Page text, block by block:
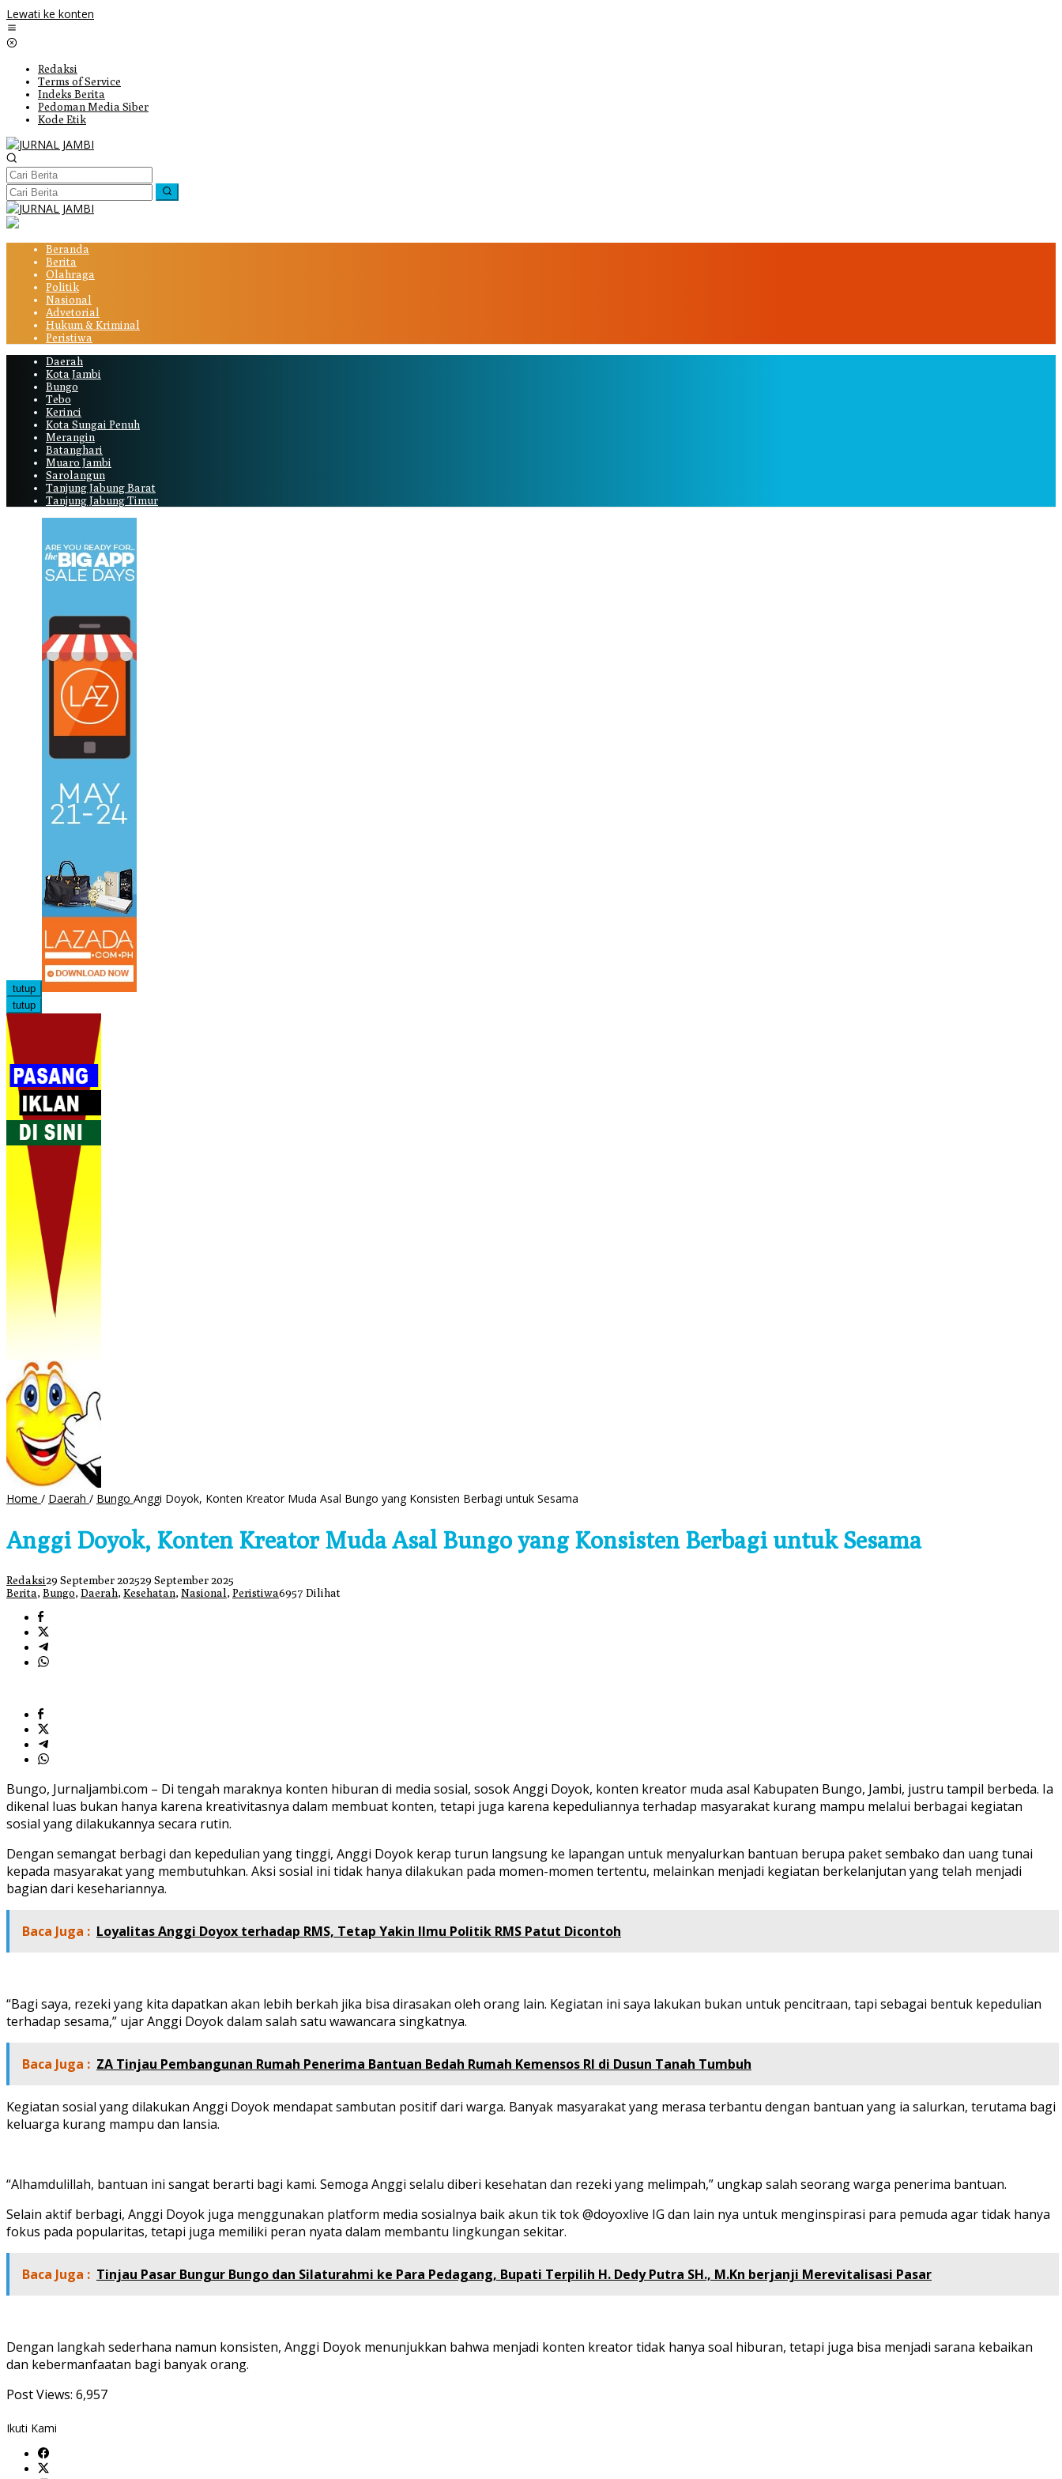
Lewati ke konten
Redaksi
Terms of Service
Indeks Berita
Pedoman Media Siber
Kode Etik
Beranda
Berita
Olahraga
Politik
Nasional
Advetorial
Hukum & Kriminal
Peristiwa
Daerah
Kota Jambi
Bungo
Tebo
Kerinci
Kota Sungai Penuh
Merangin
Batanghari
Muaro Jambi
Sarolangun
Tanjung Jabung Barat
Tanjung Jabung Timur
tutup
tutup
Home / Daerah / Bungo Anggi Doyok, Konten Kreator Muda Asal Bungo yang Konsisten Berbagi untuk Sesama
Anggi Doyok, Konten Kreator Muda Asal Bungo yang Konsisten Berbagi untuk Sesama
Redaksi29 September 202529 September 2025
Berita, Bungo, Daerah, Kesehatan, Nasional , Peristiwa6957 Dilihat
Bungo, Jurnaljambi.com – Di tengah maraknya konten hiburan di media sosial, sosok Anggi Doyok, konten kreator muda asal Kabupaten Bungo, Jambi, justru tampil berbeda. Ia
dikenal luas bukan hanya karena kreativitasnya dalam membuat konten, tetapi juga karena kepeduliannya terhadap masyarakat kurang mampu melalui berbagai kegiatan
sosial yang dilakukannya secara rutin.
Dengan semangat berbagi dan kepedulian yang tinggi, Anggi Doyok kerap turun langsung ke lapangan untuk menyalurkan bantuan berupa paket sembako dan uang tunai
kepada masyarakat yang membutuhkan. Aksi sosial ini tidak hanya dilakukan pada momen-momen tertentu, melainkan menjadi kegiatan berkelanjutan yang telah menjadi
bagian dari kesehariannya.
Baca Juga : Loyalitas Anggi Doyox terhadap RMS, Tetap Yakin Ilmu Politik RMS Patut Dicontoh
“Bagi saya, rezeki yang kita dapatkan akan lebih berkah jika bisa dirasakan oleh orang lain. Kegiatan ini saya lakukan bukan untuk pencitraan, tapi sebagai bentuk kepedulian
terhadap sesama,” ujar Anggi Doyok dalam salah satu wawancara singkatnya.
Baca Juga : ZA Tinjau Pembangunan Rumah Penerima Bantuan Bedah Rumah Kemensos RI di Dusun Tanah Tumbuh
Kegiatan sosial yang dilakukan Anggi Doyok mendapat sambutan positif dari warga. Banyak masyarakat yang merasa terbantu dengan bantuan yang ia salurkan, terutama bagi
keluarga kurang mampu dan lansia.
“Alhamdulillah, bantuan ini sangat berarti bagi kami. Semoga Anggi selalu diberi kesehatan dan rezeki yang melimpah,” ungkap salah seorang warga penerima bantuan.
Selain aktif berbagi, Anggi Doyok juga menggunakan platform media sosialnya baik akun tik tok @doyoxlive IG dan lain nya untuk menginspirasi para pemuda agar tidak hanya
fokus pada popularitas, tetapi juga memiliki peran nyata dalam membantu lingkungan sekitar.
Baca Juga : Tinjau Pasar Bungur Bungo dan Silaturahmi ke Para Pedagang, Bupati Terpilih H. Dedy Putra SH., M.Kn berjanji Merevitalisasi Pasar
Dengan langkah sederhana namun konsisten, Anggi Doyok menunjukkan bahwa menjadi konten kreator tidak hanya soal hiburan, tetapi juga bisa menjadi sarana kebaikan
dan kebermanfaatan bagi banyak orang.
Post Views: 6,957
Ikuti Kami